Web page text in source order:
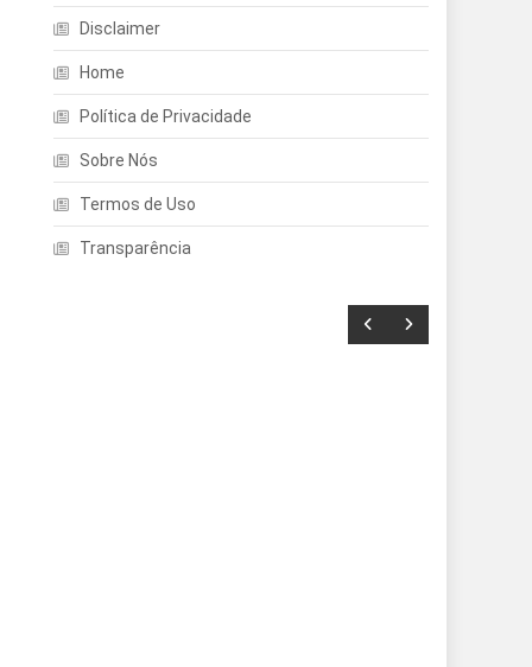
Disclaimer
Home
Política de Privacidade
Sobre Nós
Termos de Uso
Transparência